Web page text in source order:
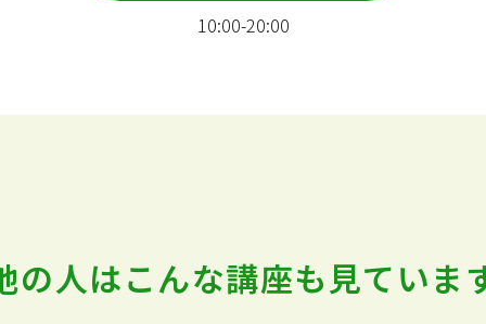
10:00-20:00
の人はこんな講座も見ていま